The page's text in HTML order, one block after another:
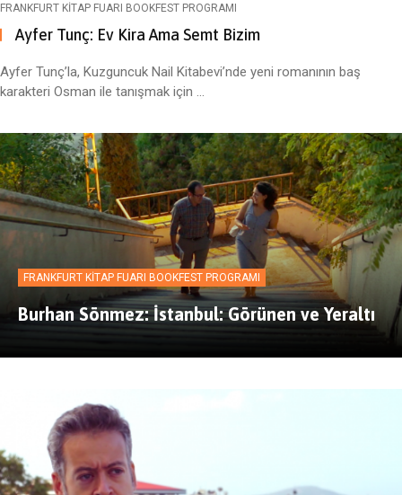
FRANKFURT KITAP FUARI BOOKFEST PROGRAMI
Ayfer Tunç: Ev Kira Ama Semt Bizim
Ayfer Tunç’la, Kuzguncuk Nail Kitabevi’nde yeni romanının baş
karakteri Osman ile tanışmak için ...
FRANKFURT KITAP FUARI BOOKFEST PROGRAMI
Burhan Sönmez: İstanbul: Görünen ve Yeraltı